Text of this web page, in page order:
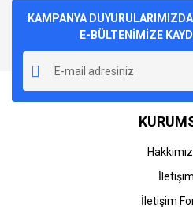
Yorum
Görüş ve önerileriniz için teşekkür
Ürün resmi kalitesiz, bozuk
Ürün açıklamasında eksik
Ürün bilgilerinde hatalar
Ürün fiyatı diğer sitelerden daha
KAMPANYA
E-BÜLTENİMİZE
İletişim
İletişim